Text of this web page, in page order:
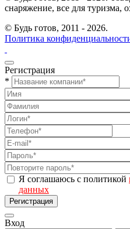
снаряжение, все для туризма,
© Будь готов, 2011 - 2026.
Политика
Регистрация
*
Я соглашаюсь с политикой
данных
Регистрация
Вход